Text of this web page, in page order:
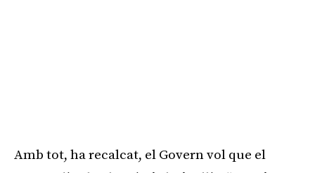
Amb tot, ha recalcat, el Govern vol que el